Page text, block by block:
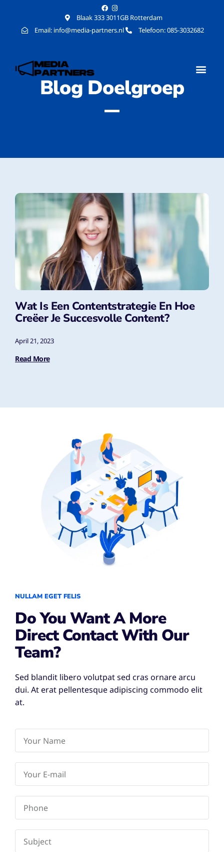
Blaak 333 3011GB Rotterdam
Email: info@media-partners.nl
Telefoon: 085-3032682
Blog Doelgroep
Wat Is Een Contentstrategie En Hoe
Creëer Je Succesvolle Content?
April 21, 2023
Read More
NULLAM EGET FELIS
Do You Want A More
Direct Contact With Our
Team?
Sed blandit libero volutpat sed cras ornare arcu
dui. At erat pellentesque adipiscing commodo elit
at.